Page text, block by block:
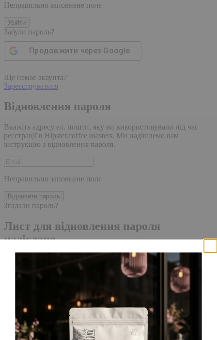
Неправильно заповнене поле
Увійти
Забули пароль?
Продовжити через Google
Ще немає акаунта?
Зареєструватися
Відновлення пароля
Вкажіть адресу ел. пошти, яку ви використовували під час
реєстрації в Hipster.coffee roasters. Ми надішлемо вам
інструкцію з відновлення пароля.
Неправильно заповнене поле
Відновити пароль
Згадали пароль?
Лист для відновлення пароля
надіслано.
Лист із посиланням для скидання пароля було надіслано на
адресу електронної пошти, прив'язану до вашого облікового
запису, доставка повідомлення може зайняти кілька хвилин.
Будь ласка, зачекайте щонайменше 10 хвилин, перш ніж
ініціювати ще один запит.
Акаунт створено
Для завершення реєстрації, перейдіть за посиланням у листі,